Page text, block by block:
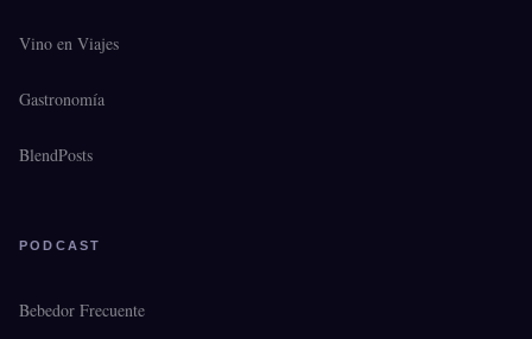
Vino en Viajes
Gastronomía
BlendPosts
PODCAST
Bebedor Frecuente